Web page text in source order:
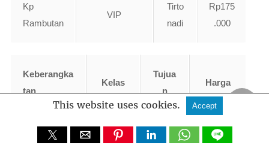
Kp
Rambutan
VIP
Tirto
nadi
Rp175
.000
Keberangka
tan
Kelas
Tujua
n
Harga
Pulo Gebang
Executi
Tirton
Rp210.0
This website uses cookies. Accept